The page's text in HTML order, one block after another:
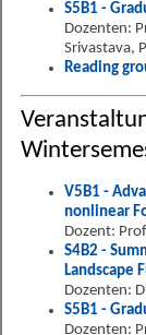
S5B1 -
Dozenten:
Srivastava,
Reading
V5B1 -
nonlinear
Dozent:
S4B2 -
Landscape
Dozenten:
S5B1 -
Dozenten: